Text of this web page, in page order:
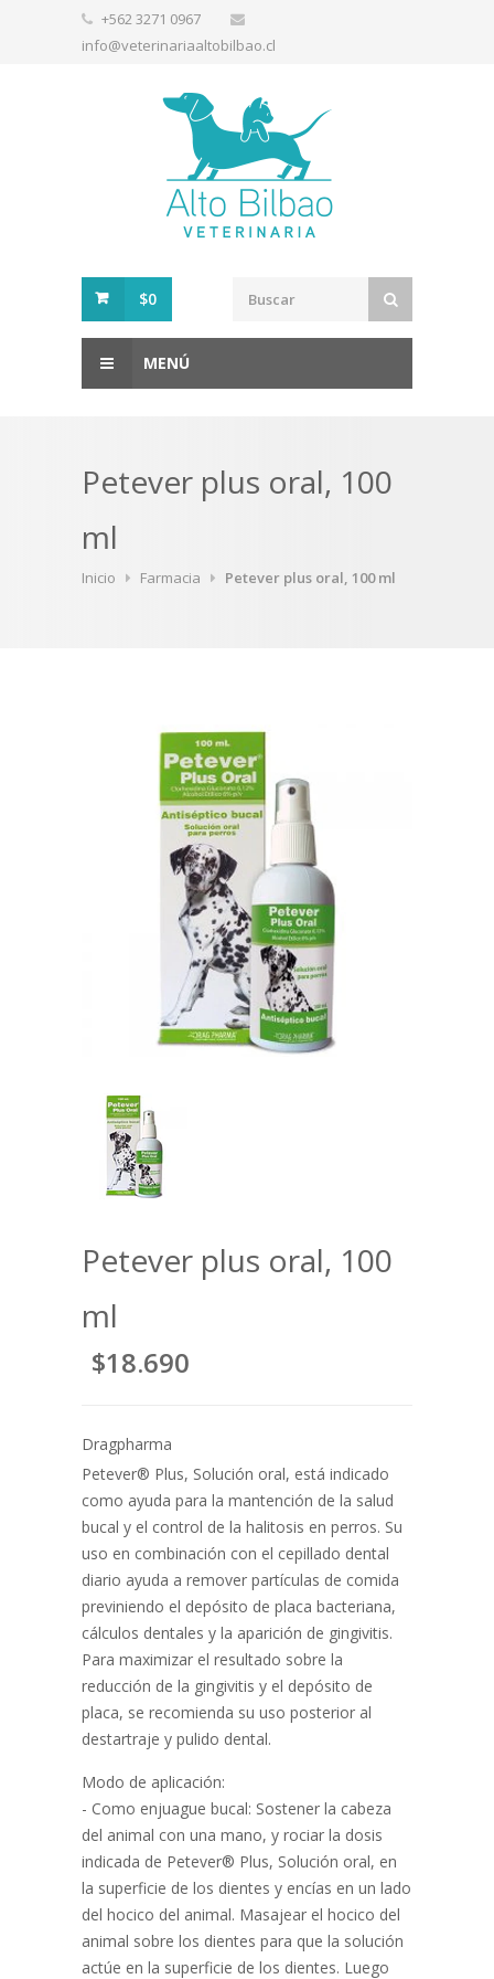
+562 3271 0967
info@veterinariaaltobilbao.cl
$0
MENÚ
Petever plus oral, 100
ml
Inicio Farmacia Petever plus oral, 100 ml
Petever plus oral, 100
ml
$18.690
Dragpharma
Petever® Plus, Solución oral, está indicado
como ayuda para la mantención de la salud
bucal y el control de la halitosis en perros. Su
uso en combinación con el cepillado dental
diario ayuda a remover partículas de comida
previniendo el depósito de placa bacteriana,
cálculos dentales y la aparición de gingivitis.
Para maximizar el resultado sobre la
reducción de la gingivitis y el depósito de
placa, se recomienda su uso posterior al
destartraje y pulido dental.
Modo de aplicación:
- Como enjuague bucal: Sostener la cabeza
del animal con una mano, y rociar la dosis
indicada de Petever® Plus, Solución oral, en
la superficie de los dientes y encías en un lado
del hocico del animal. Masajear el hocico del
animal sobre los dientes para que la solución
actúe en la superficie de los dientes. Luego